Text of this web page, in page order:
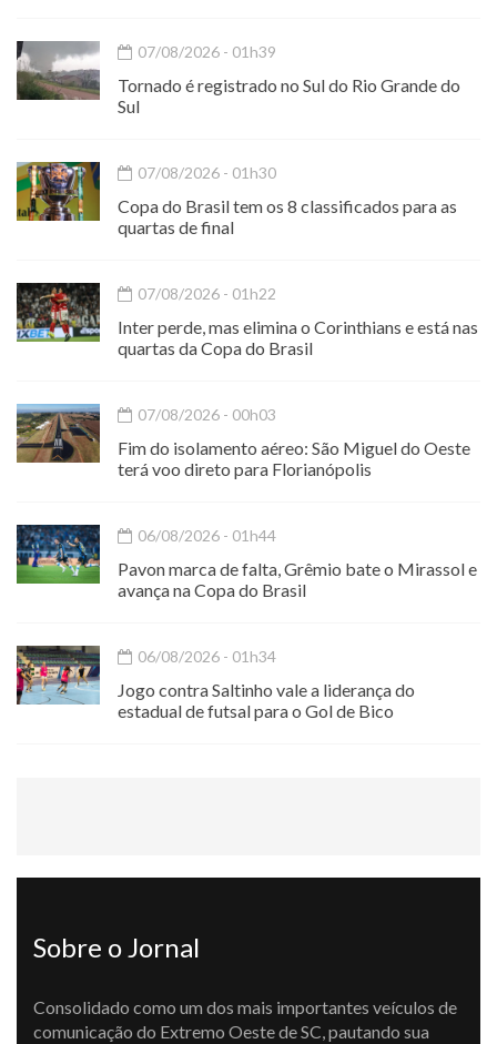
07/08/2026 - 01h39
Tornado é registrado no Sul do Rio Grande do
Sul
07/08/2026 - 01h30
Copa do Brasil tem os 8 classificados para as
quartas de final
07/08/2026 - 01h22
Inter perde, mas elimina o Corinthians e está nas
quartas da Copa do Brasil
07/08/2026 - 00h03
Fim do isolamento aéreo: São Miguel do Oeste
terá voo direto para Florianópolis
06/08/2026 - 01h44
Pavon marca de falta, Grêmio bate o Mirassol e
avança na Copa do Brasil
06/08/2026 - 01h34
Jogo contra Saltinho vale a liderança do
estadual de futsal para o Gol de Bico
Sobre o Jornal
Consolidado como um dos mais importantes veículos de
comunicação do Extremo Oeste de SC, pautando sua